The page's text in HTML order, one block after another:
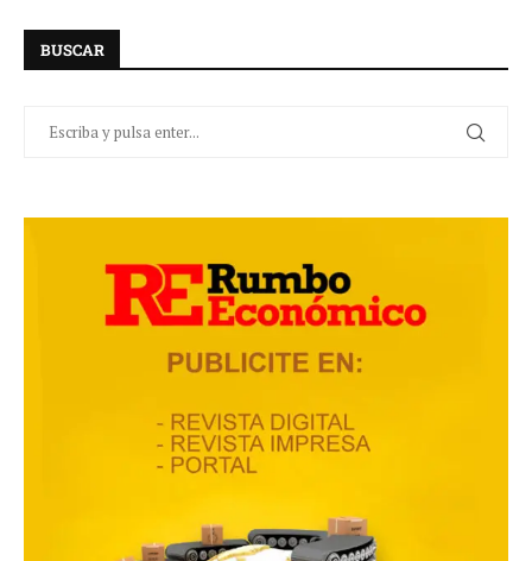
BUSCAR